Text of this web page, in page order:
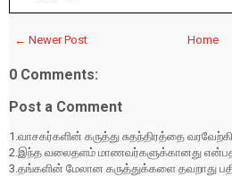
← Newer Post Home
0 Comments:
Post a Comment
1.வாசகர்களின் கருத்து சுதந்திரத்தை
2.இந்த வலைதளம் மாணவர்களுக்கானது
3.தங்களின் மேலான கருத்துக்களை தவறாது